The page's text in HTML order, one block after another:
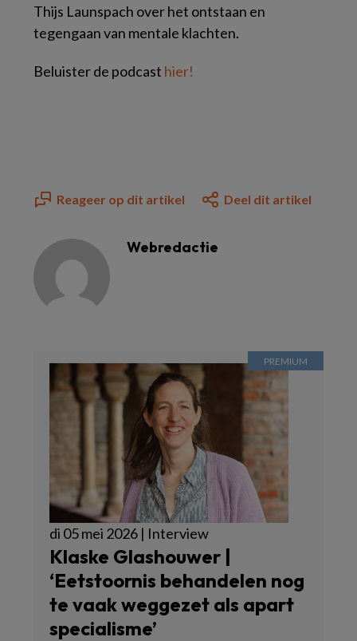
Thijs Launspach over het ontstaan en
tegengaan van mentale klachten.
Beluister de podcast hier!
Reageer op dit artikel Deel dit artikel
Webredactie
di 05 mei 2026 | Interview
Klaske Glashouwer |
‘Eetstoornis behandelen nog
te vaak weggezet als apart
specialisme’